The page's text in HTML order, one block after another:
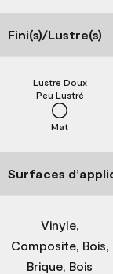
Fini(s)/Lustre(s)
Mat
Peu Lustré
Lustre Doux
Surfaces
Vinyle,
Composite, Bois,
Brique, Bois